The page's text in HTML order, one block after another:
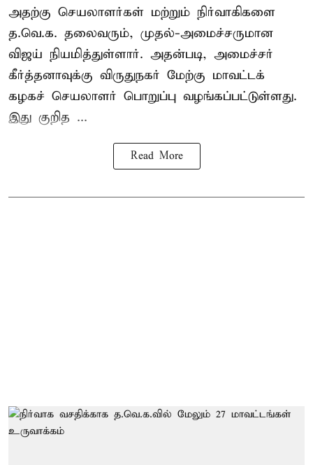
அதற்கு செயலாளர்கள் மற்றும் நிர்வாகிகளை
த.வெ.க. தலைவரும், முதல்-அமைச்சருமான
விஜய் நியமித்துள்ளார். அதன்படி, அமைச்சர்
கீர்த்தனாவுக்கு விருதுநகர் மேற்கு மாவட்டக்
கழகச் செயலாளர் பொறுப்பு வழங்கப்பட்டுள்ளது.
இது குறித ...
Read More